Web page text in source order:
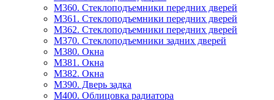
M360. Стеклоподъемники передних дверей
M361. Стеклоподъемники передних дверей
M362. Стеклоподъемники передних дверей
M370. Стеклоподъемники задних дверей
M380. Окна
M381. Окна
M382. Окна
M390. Дверь задка
M400. Облицовка радиатора